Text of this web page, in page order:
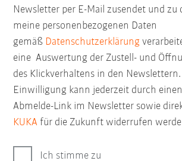
Newsletter per E-Mail zusendet und zu
meine personenbezogenen Daten
gemäß Datenschutzerklärung
eine Auswertung der Zustell- und
des Klickverhaltens in den Newslettern.
Einwilligung kann jederzeit durch
Abmelde-Link im Newsletter sowie
KUKA für die Zukunft widerrufen
Ich stimme zu